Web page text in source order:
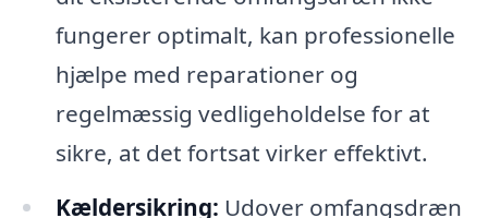
fungerer optimalt, kan professionelle
hjælpe med reparationer og
regelmæssig vedligeholdelse for at
sikre, at det fortsat virker effektivt.
Kældersikring: Udover omfangsdræn